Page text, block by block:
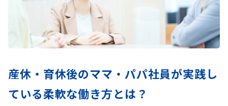
産休・育休後のママ・パパ社員が実践し
ている柔軟な働き方とは？